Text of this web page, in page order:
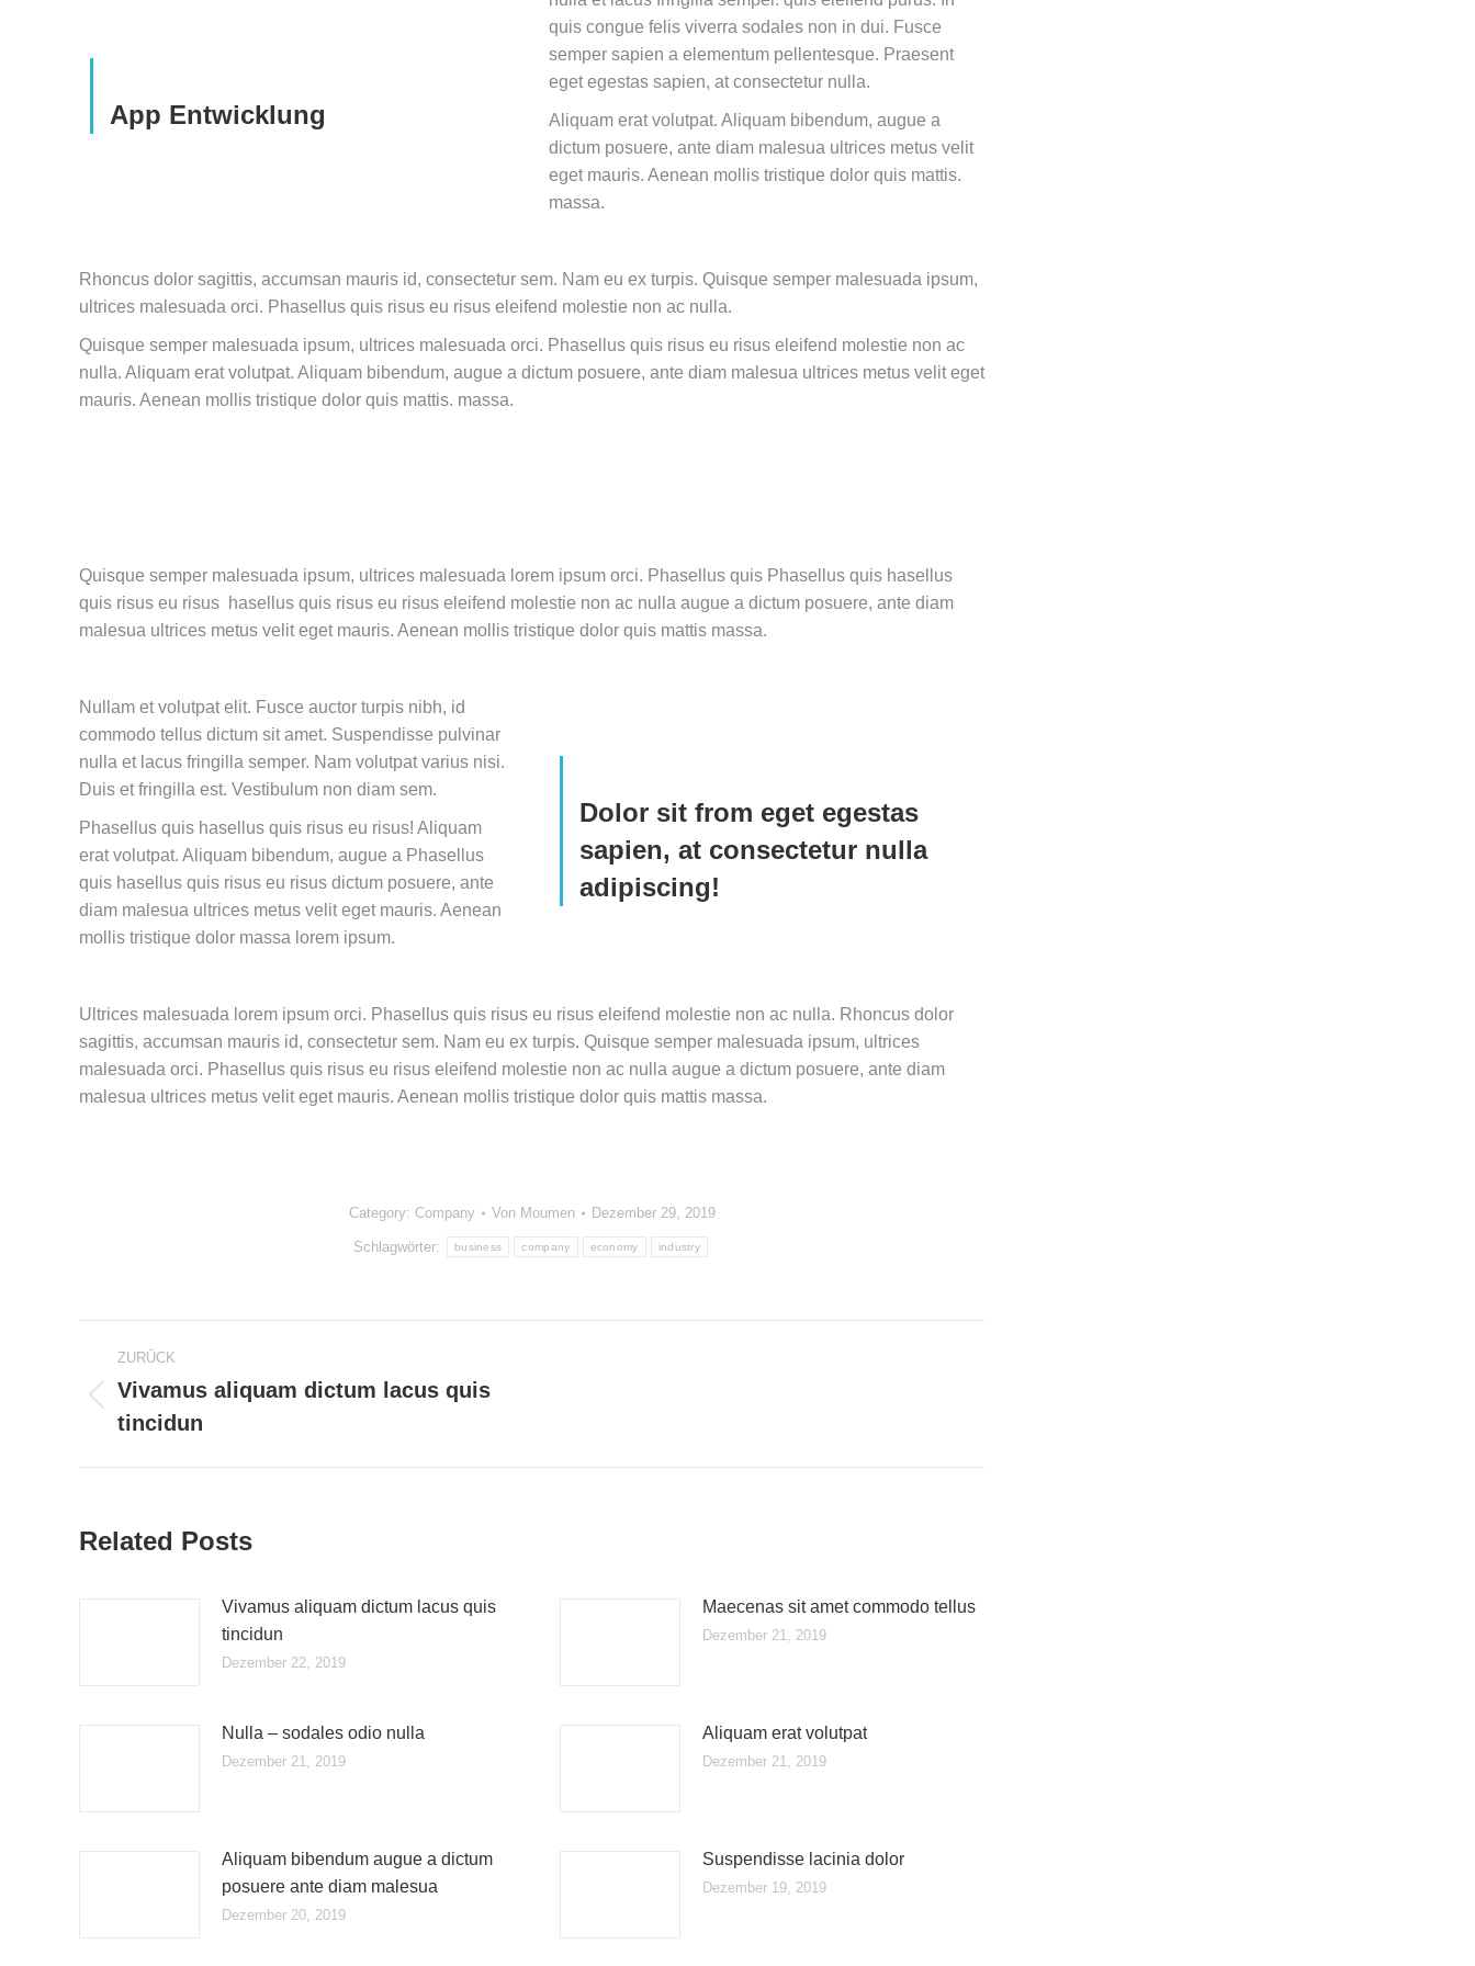
App Entwicklung
quis congue felis viverra sodales non in dui. Fusce
semper sapien a elementum pellentesque. Praesent
eget egestas sapien, at consectetur nulla.
Aliquam erat volutpat. Aliquam bibendum, augue a
dictum posuere, ante diam malesua ultrices metus velit
eget mauris. Aenean mollis tristique dolor quis mattis.
massa.
Rhoncus dolor sagittis, accumsan mauris id, consectetur sem. Nam eu ex turpis. Quisque semper malesuada ipsum,
ultrices malesuada orci. Phasellus quis risus eu risus eleifend molestie non ac nulla.
Quisque semper malesuada ipsum, ultrices malesuada orci. Phasellus quis risus eu risus eleifend molestie non ac
nulla. Aliquam erat volutpat. Aliquam bibendum, augue a dictum posuere, ante diam malesua ultrices metus velit eget
mauris. Aenean mollis tristique dolor quis mattis. massa.
Quisque semper malesuada ipsum, ultrices malesuada lorem ipsum orci. Phasellus quis Phasellus quis hasellus
quis risus eu risus hasellus quis risus eu risus eleifend molestie non ac nulla augue a dictum posuere, ante diam
malesua ultrices metus velit eget mauris. Aenean mollis tristique dolor quis mattis massa.
Nullam et volutpat elit. Fusce auctor turpis nibh, id
commodo tellus dictum sit amet. Suspendisse pulvinar
nulla et lacus fringilla semper. Nam volutpat varius nisi.
Duis et fringilla est. Vestibulum non diam sem.
Phasellus quis hasellus quis risus eu risus! Aliquam
erat volutpat. Aliquam bibendum, augue a Phasellus
quis hasellus quis risus eu risus dictum posuere, ante
diam malesua ultrices metus velit eget mauris. Aenean
mollis tristique dolor massa lorem ipsum.
Dolor sit from eget egestas
sapien, at consectetur nulla
adipiscing!
Ultrices malesuada lorem ipsum orci. Phasellus quis risus eu risus eleifend molestie non ac nulla. Rhoncus dolor
sagittis, accumsan mauris id, consectetur sem. Nam eu ex turpis. Quisque semper malesuada ipsum, ultrices
malesuada orci. Phasellus quis risus eu risus eleifend molestie non ac nulla augue a dictum posuere, ante diam
malesua ultrices metus velit eget mauris. Aenean mollis tristique dolor quis mattis massa.
Category: Company Von Moumen Dezember 29, 2019
Schlagwörter: business company economy industry
Kommentarnavigation
ZURÜCK
Beitrag:
Vivamus aliquam dictum lacus quis
tincidun
Related Posts
Vivamus aliquam dictum lacus quis
tincidun
Dezember 22, 2019
Maecenas sit amet commodo tellus
Dezember 21, 2019
Nulla – sodales odio nulla
Dezember 21, 2019
Aliquam erat volutpat
Dezember 21, 2019
Aliquam bibendum augue a dictum
posuere ante diam malesua
Dezember 20, 2019
Suspendisse lacinia dolor
Dezember 19, 2019